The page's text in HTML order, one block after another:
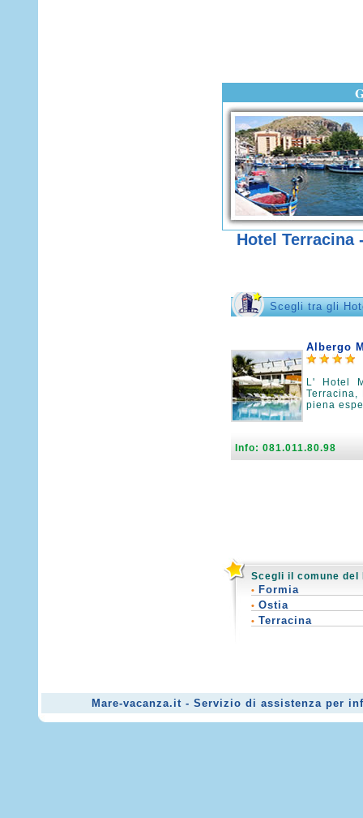
Hotel Terracina
Scegli tra gli
Albergo
L' Hotel
piena
Info: 081.011.80.98
Scegli il comune
• Formia
• Ostia
• Terracina
Mare-vacanza.it - Servizio di assistenza per